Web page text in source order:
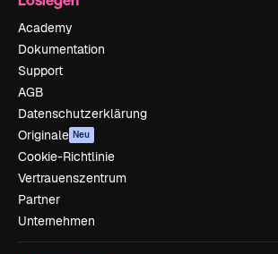
Academy
Dokumentation
Support
AGB
Datenschutzerklärung
Originale Neu
Cookie-Richtlinie
Vertrauenszentrum
Partner
Unternehmen